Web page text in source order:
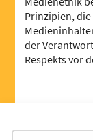
Prinzipien,
der
Respekts vor